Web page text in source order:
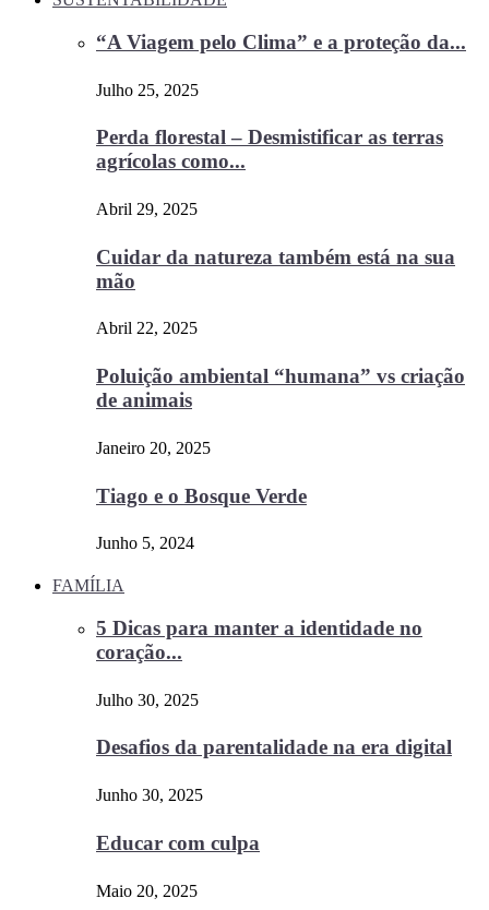
“A Viagem pelo Clima” e a proteção da...
Julho 25, 2025
Perda florestal – Desmistificar as terras
agrícolas como...
Abril 29, 2025
Cuidar da natureza também está na sua
mão
Abril 22, 2025
Poluição ambiental “humana” vs criação
de animais
Janeiro 20, 2025
Tiago e o Bosque Verde
Junho 5, 2024
FAMÍLIA
5 Dicas para manter a identidade no
coração...
Julho 30, 2025
Desafios da parentalidade na era digital
Junho 30, 2025
Educar com culpa
Maio 20, 2025